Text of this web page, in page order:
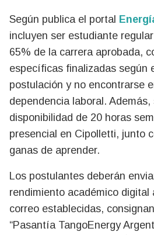
Según publica el portal
incluyen ser estudiante
65% de la carrera aprobada,
específicas finalizadas según
postulación y no encontrarse
dependencia laboral.
disponibilidad de 20 horas
presencial en Cipolletti, junto
ganas de aprender.
Los postulantes deberán
rendimiento académico digital
correo establecidas,
“Pasantía TangoEnergy